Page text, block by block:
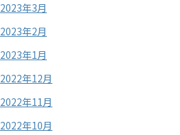
2023年3月
2023年2月
2023年1月
2022年12月
2022年11月
2022年10月